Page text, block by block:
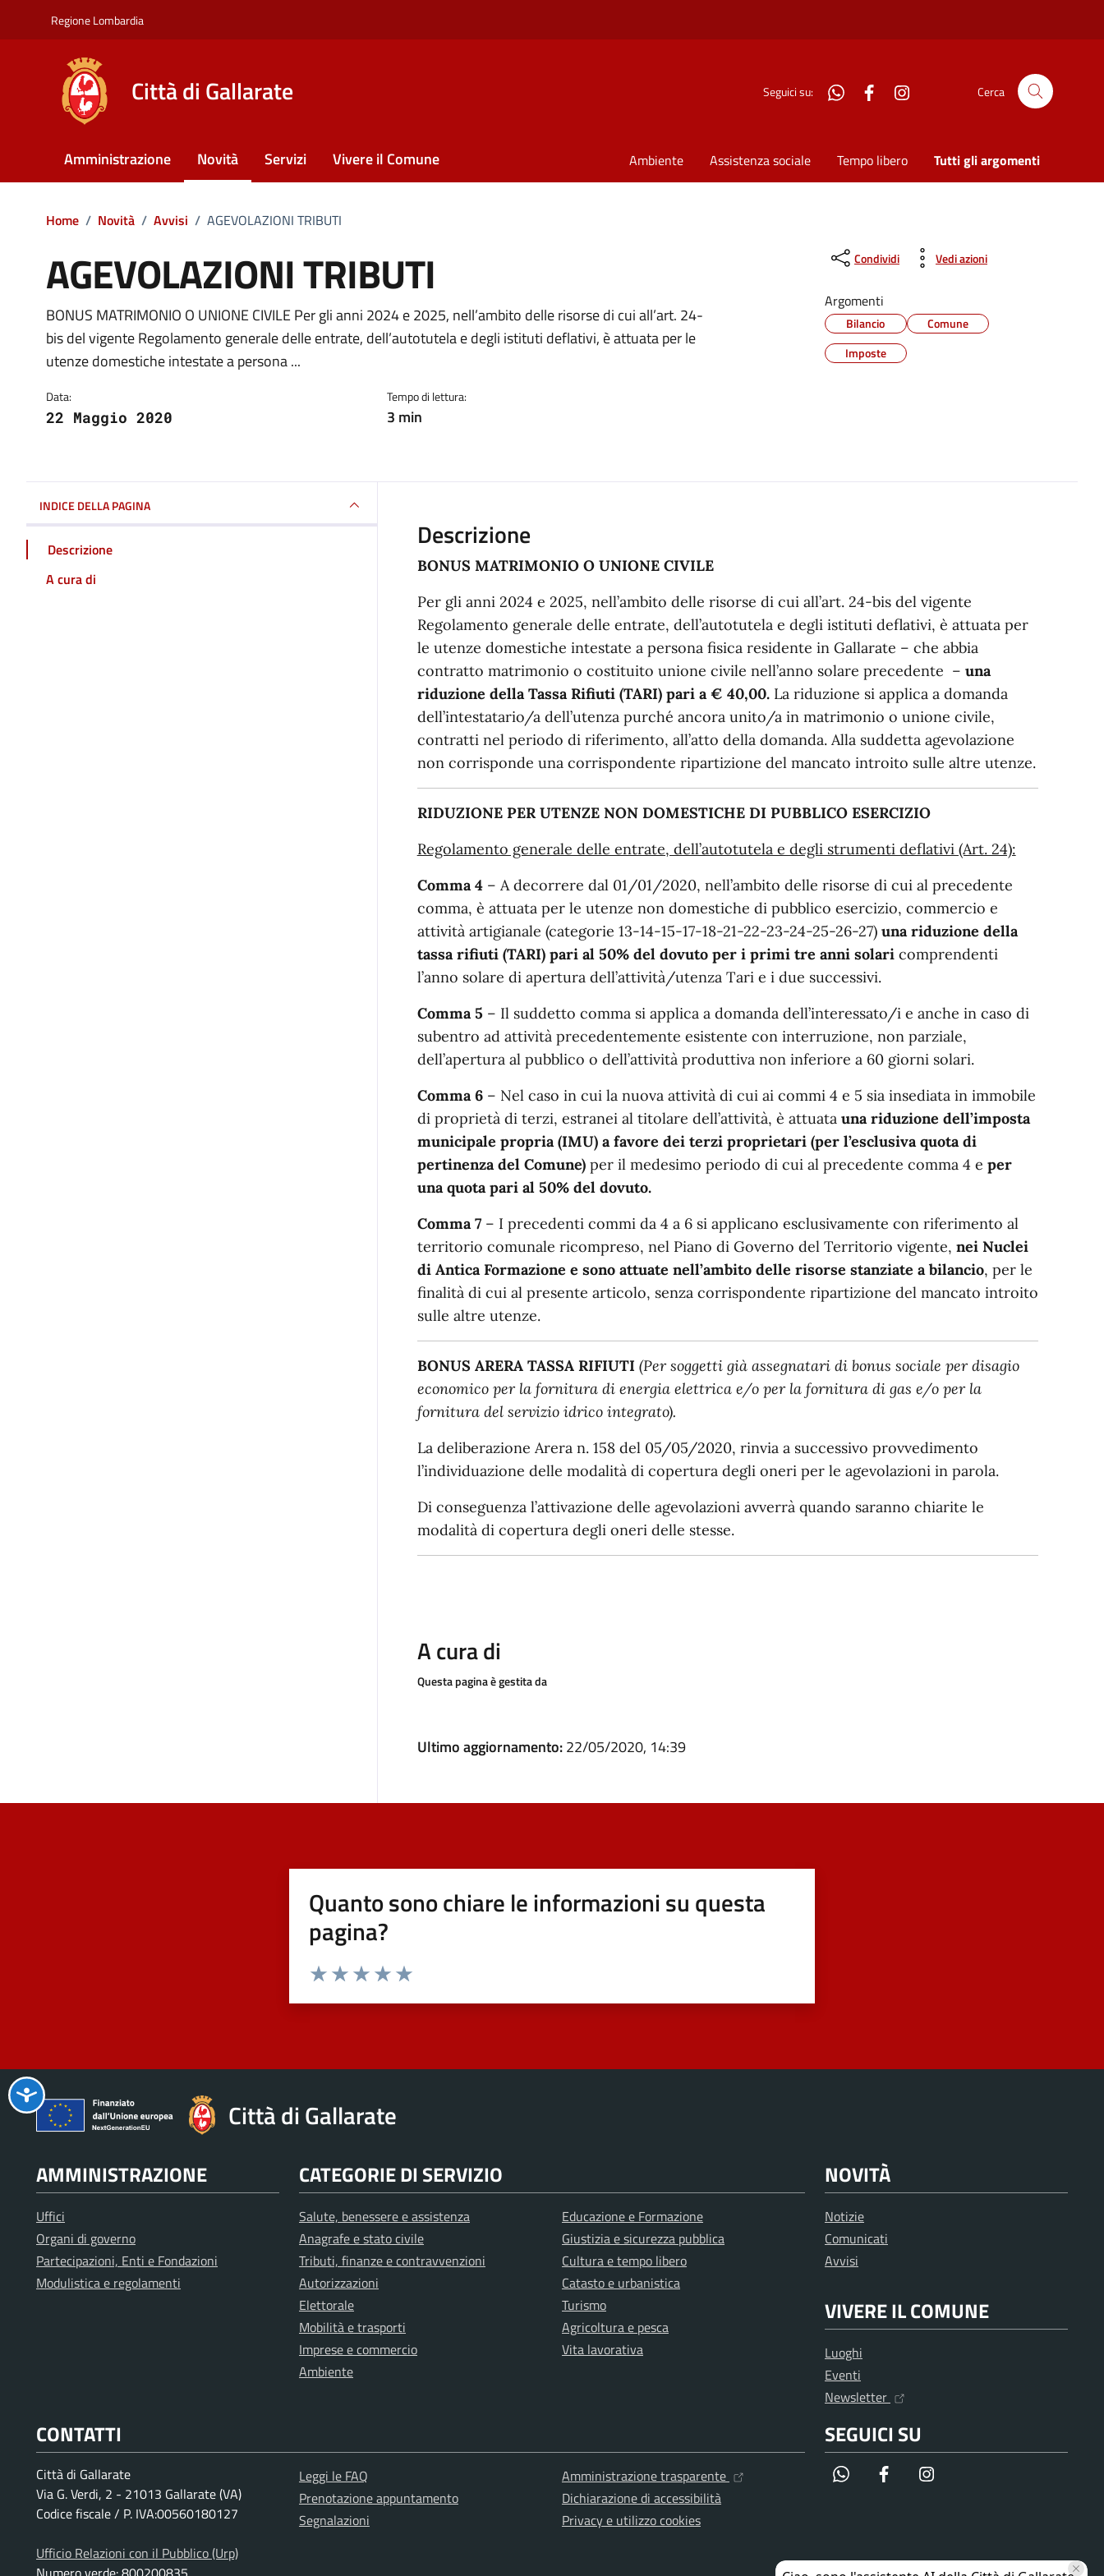
Regione Lombardia
Città di Gallarate Seguici su: WhatsAppFacebook Cerca
Amministrazione Novità Servizi Vivere il Comune Ambiente Assistenza sociale Tempo libero Tutti gli argomenti
Home / Novità / Avvisi / AGEVOLAZIONI TRIBUTI
AGEVOLAZIONI TRIBUTI
Dettagli della notizia
BONUS MATRIMONIO O UNIONE CIVILE Per gli anni 2024 e 2025, nell’ambito delle risorse di cui all’art. 24-
bis del vigente Regolamento generale delle entrate, dell’autotutela e degli istituti deflativi, è attuata per le
utenze domestiche intestate a persona ...
Data:
22 Maggio 2020
Tempo di lettura:
3 min
Condividi Vedi azioni
Argomenti
Bilancio
Comune
Imposte
INDICE DELLA PAGINA
Descrizione
A cura di
Descrizione
BONUS MATRIMONIO O UNIONE CIVILE
Per gli anni 2024 e 2025, nell’ambito delle risorse di cui all’art. 24-bis del vigente
Regolamento generale delle entrate, dell’autotutela e degli istituti deflativi, è attuata per
le utenze domestiche intestate a persona fisica residente in Gallarate – che abbia
contratto matrimonio o costituito unione civile nell’anno solare precedente – una
riduzione della Tassa Rifiuti (TARI) pari a € 40,00.La riduzione si applica a domanda
dell’intestatario/a dell’utenza purché ancora unito/a in matrimonio o unione civile,
contratti nel periodo di riferimento, all’atto della domanda. Alla suddetta agevolazione
non corrisponde una corrispondente ripartizione del mancato introito sulle altre utenze.
RIDUZIONE PER UTENZE NON DOMESTICHE DI PUBBLICO ESERCIZIO
Regolamento generale delle entrate, dell’autotutela e degli strumenti deflativi (Art. 24):
Comma 4– A decorrere dal 01/01/2020, nell’ambito delle risorse di cui al precedente
comma, è attuata per le utenze non domestiche di pubblico esercizio, commercio e
attività artigianale (categorie 13-14-15-17-18-21-22-23-24-25-26-27) una riduzione della
tassa rifiuti (TARI) pari al 50% del dovuto per i primi tre anni solaricomprendenti
l’anno solare di apertura dell’attività/utenza Tari e i due successivi.
Comma 5 – Il suddetto comma si applica a domanda dell’interessato/i e anche in caso di
subentro ad attività precedentemente esistente con interruzione, non parziale,
dell’apertura al pubblico o dell’attività produttiva non inferiore a 60 giorni solari.
Comma 6– Nel caso in cui la nuova attività di cui ai commi 4 e 5 sia insediata in immobile
di proprietà di terzi, estranei al titolare dell’attività, è attuata una riduzione dell’imposta
municipale propria (IMU) a favore dei terzi proprietari (per l’esclusiva quota di
pertinenza del Comune)per il medesimo periodo di cui al precedente comma 4 e per
una quota pari al 50% del dovuto.
Comma 7– I precedenti commi da 4 a 6 si applicano esclusivamente con riferimento al
territorio comunale ricompreso, nel Piano di Governo del Territorio vigente, nei Nuclei
di Antica Formazione e sono attuate nell’ambito delle risorse stanziate a bilancio, per le
finalità di cui al presente articolo, senza corrispondente ripartizione del mancato introito
sulle altre utenze.
BONUS ARERA TASSA RIFIUTI (Per soggetti già assegnatari di bonus sociale per disagio
economico per la fornitura di energia elettrica e/o per la fornitura di gas e/o per la
fornitura del servizio idrico integrato).
La deliberazione Arera n. 158 del 05/05/2020, rinvia a successivo provvedimento
l’individuazione delle modalità di copertura degli oneri per le agevolazioni in parola.
Di conseguenza l’attivazione delle agevolazioni avverrà quando saranno chiarite le
modalità di copertura degli oneri delle stesse.
A cura di
Questa pagina è gestita da
Ultimo aggiornamento:22/05/2020, 14:39
Quanto sono chiare le informazioni su questa
pagina?
Città di Gallarate
AMMINISTRAZIONE
Uffici
Organi di governo
Partecipazioni, Enti e Fondazioni
Modulistica e regolamenti
CATEGORIE DI SERVIZIO
Salute, benessere e assistenza
Anagrafe e stato civile
Tributi, finanze e contravvenzioni
Autorizzazioni
Elettorale
Mobilità e trasporti
Imprese e commercio
Ambiente
Educazione e Formazione
Giustizia e sicurezza pubblica
Cultura e tempo libero
Catasto e urbanistica
Turismo
Agricoltura e pesca
Vita lavorativa
NOVITÀ
Notizie
Comunicati
Avvisi
VIVERE IL COMUNE
Luoghi
Eventi
Newsletter
CONTATTI
Città di Gallarate
Via G. Verdi, 2 - 21013 Gallarate (VA)
Codice fiscale / P. IVA:00560180127
Ufficio Relazioni con il Pubblico (Urp)
Leggi le FAQ
Prenotazione appuntamento
Segnalazioni
Amministrazione trasparente
Dichiarazione di accessibilità
Privacy e utilizzo cookies
SEGUICI SU
WhatsApp Facebook